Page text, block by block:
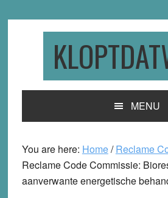
MENU
You are here: Home/ Reclame
Reclame Code Commissie:
aanverwante energetische